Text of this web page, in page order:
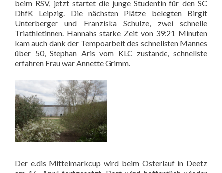
beim RSV, jetzt startet die junge Studentin für den SC
DhfK Leipzig. Die nächsten Plätze belegten Birgit
Unterberger und Franziska Schulze, zwei schnelle
Triathletinnen. Hannahs starke Zeit von 39:21 Minuten
kam auch dank der Tempoarbeit des schnellsten Mannes
über 50, Stephan Aris vom KLC zustande, schnellste
erfahren Frau war Annette Grimm.
Der e.dis Mittelmarkcup wird beim Osterlauf in Deetz